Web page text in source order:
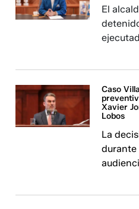
El
Caso
Xavier
Lobos
La
durante